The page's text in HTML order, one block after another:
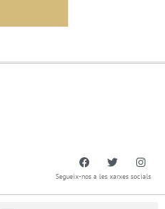
Segueix-nos a les xarxes socials